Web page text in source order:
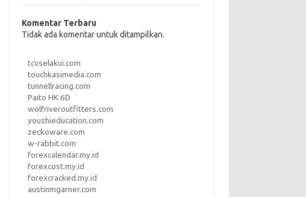
Komentar Terbaru
Tidak ada komentar untuk ditampilkan.
tcvselakui.com
touchkasimedia.com
tunnellracing.com
Paito HK 6D
wolfriveroutfitters.com
youzhieducation.com
zeckoware.com
w-rabbit.com
forexcalendar.my.id
forexcost.my.id
forexcracked.my.id
austinmgarner.com